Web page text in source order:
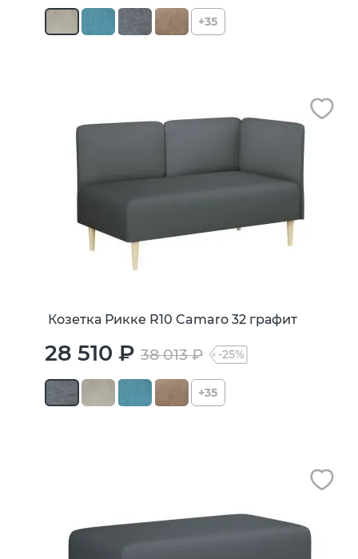
+35
Козетка Рикке R10 Camaro 32 графит
28 510 ₽ 38 013 ₽ -25%
+35